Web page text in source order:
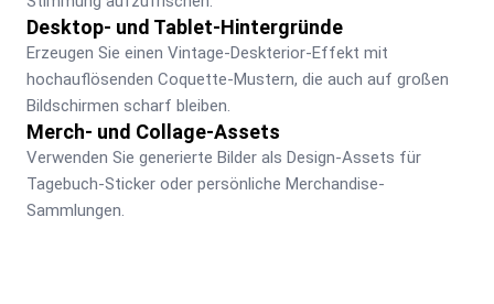
Desktop- und Tablet-Hintergründe
Erzeugen Sie einen Vintage-Deskterior-Effekt mit
hochauflösenden Coquette-Mustern, die auch auf großen
Bildschirmen scharf bleiben.
Merch- und Collage-Assets
Verwenden Sie generierte Bilder als Design-Assets für
Tagebuch-Sticker oder persönliche Merchandise-
Sammlungen.